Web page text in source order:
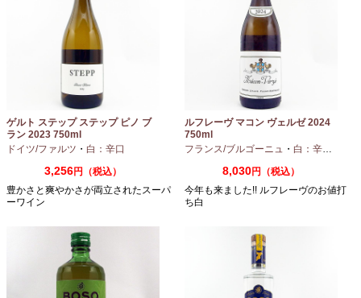
ゲルト ステップ ステップ ピノ ブ
ラン 2023 750ml
ドイツ/ファルツ ・ 白：辛口
3,256円（税込）
豊かさと爽やかさが両立されたスーパ
ーワイン
ルフレーヴ マコン ヴェルゼ 2024
750ml
フランス/ブルゴーニュ ・ 白：辛口
8,030円（税込）
今年も来ました!! ルフレーヴのお値打
ち白